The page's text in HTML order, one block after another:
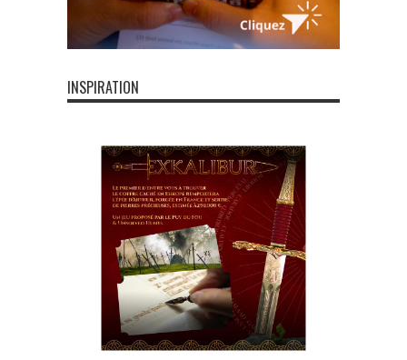
INSPIRATION